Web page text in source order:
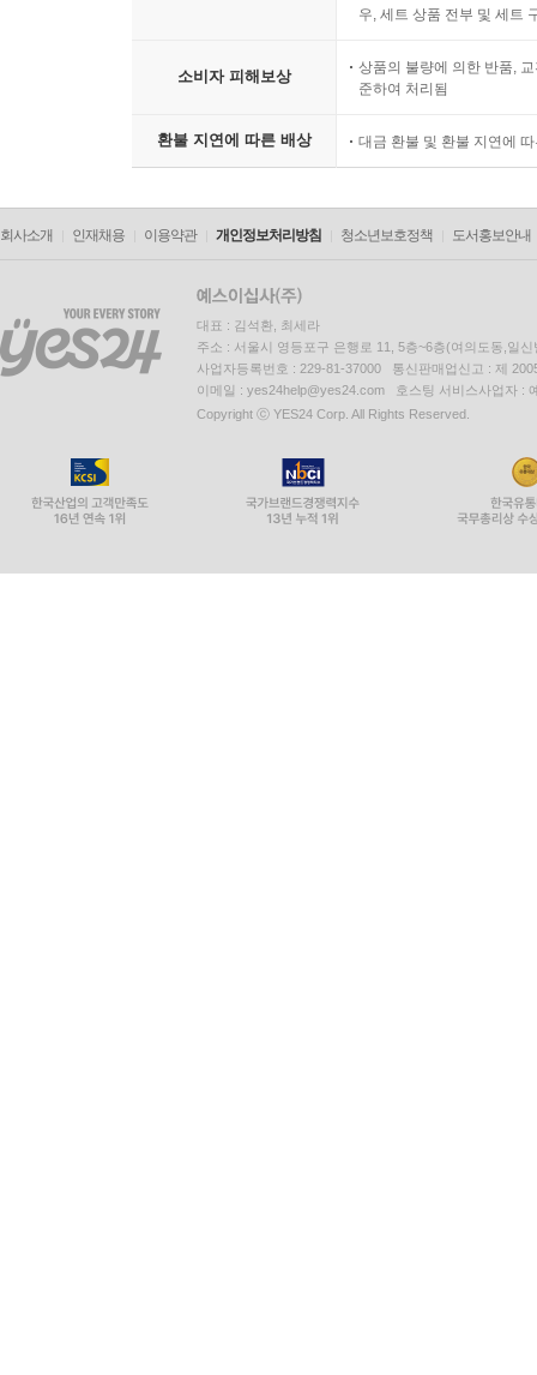
우, 세트 상품 전부 및 세트
소비자 피해보상
상품의 불량에 의한 반품,
준하여 처리됨
환불 지연에 따른 배상 대금 환불 및 환불 지연에
회사소개 인재채용 이용약관 개인정보처리방침 청소년보호정책 도서홍보안내
대표 : 김석환, 최세라
주소 : 서울시 영등포구 은행로 11, 5층~6층(여의도동,일신
사업자등록번호 : 229-81-37000 통신판매업신고 : 제
이메일 : yes24help@yes24.com 호스팅 서비스사업자 :
Copyright ⓒ YES24 Corp. All Rights Reserved.